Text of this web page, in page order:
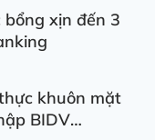
xịn đến 3
khuôn mặt
BIDV